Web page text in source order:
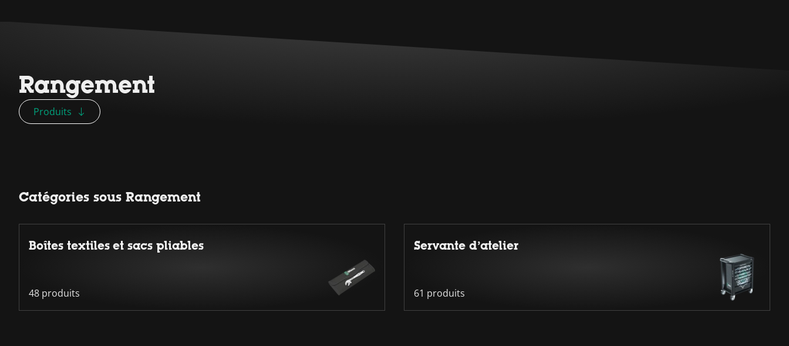
Rangement
Produits
Catégories sous Rangement
Boîtes textiles et sacs pliables
48 produits
Servante d’atelier
61 produits